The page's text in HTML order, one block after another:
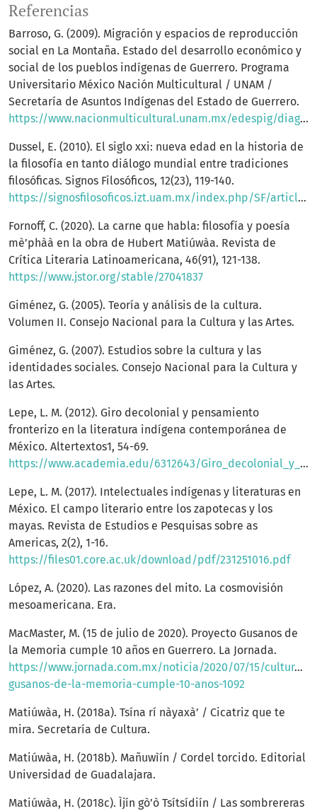
Referencias
Barroso, G. (2009). Migración y espacios de reproducción
social en La Montaña. Estado del desarrollo económico y
social de los pueblos indígenas de Guerrero. Programa
Universitario México Nación Multicultural / UNAM /
Secretaría de Asuntos Indígenas del Estado de Guerrero.
https://www.nacionmulticultural.unam.mx/edespig/diagnostico_y_perspectivas/RECUADROS/CAPITULO%209/5%20migracion%20y%20espacios%20de%20reproduccion%20social.pdf
Dussel, E. (2010). El siglo xxi: nueva edad en la historia de
la filosofía en tanto diálogo mundial entre tradiciones
filosóficas. Signos Filosóficos, 12(23), 119-140.
https://signosfilosoficos.izt.uam.mx/index.php/SF/article/view/432/411
Fornoff, C. (2020). La carne que habla: filosofía y poesía
mè’phàà en la obra de Hubert Matiúwàa. Revista de
Crítica Literaria Latinoamericana, 46(91), 121-138.
https://www.jstor.org/stable/27041837
Giménez, G. (2005). Teoría y análisis de la cultura.
Volumen II. Consejo Nacional para la Cultura y las Artes.
Giménez, G. (2007). Estudios sobre la cultura y las
identidades sociales. Consejo Nacional para la Cultura y
las Artes.
Lepe, L. M. (2012). Giro decolonial y pensamiento
fronterizo en la literatura indígena contemporánea de
México. Altertextos1, 54-69.
https://www.academia.edu/6312643/Giro_decolonial_y_pensamiento_fronterizo_en_la_literatura_ind%C3%ADgena
Lepe, L. M. (2017). Intelectuales indígenas y literaturas en
México. El campo literario entre los zapotecas y los
mayas. Revista de Estudios e Pesquisas sobre as
Americas, 2(2), 1-16.
https://files01.core.ac.uk/download/pdf/231251016.pdf
López, A. (2020). Las razones del mito. La cosmovisión
mesoamericana. Era.
MacMaster, M. (15 de julio de 2020). Proyecto Gusanos de
la Memoria cumple 10 años en Guerrero. La Jornada.
https://www.jornada.com.mx/noticia/2020/07/15/cultura/
gusanos-de-la-memoria-cumple-10-anos-1092
Matiúwàa, H. (2018a). Tsína rí nàyaxà’ / Cicatriz que te
mira. Secretaría de Cultura.
Matiúwàa, H. (2018b). Mañuwìín / Cordel torcido. Editorial
Universidad de Guadalajara.
Matiúwàa, H. (2018c). Ìjín gò’ò Tsítsídiín / Las sombrereras